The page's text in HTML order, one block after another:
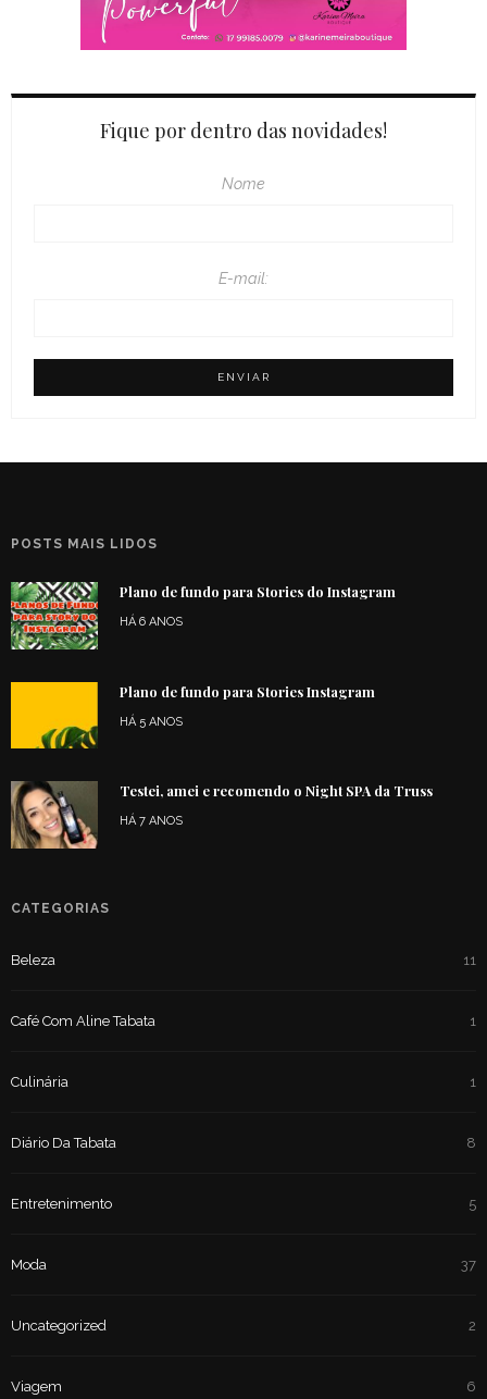
Fique por dentro das novidades!
Nome
E-mail:
POSTS MAIS LIDOS
Plano de fundo para Stories do Instagram
HÁ 6 ANOS
Plano de fundo para Stories Instagram
HÁ 5 ANOS
Testei, amei e recomendo o Night SPA da Truss
HÁ 7 ANOS
CATEGORIAS
Beleza 11
Café Com Aline Tabata 1
Culinária 1
Diário Da Tabata 8
Entretenimento 5
Moda 37
Uncategorized 2
Viagem 6